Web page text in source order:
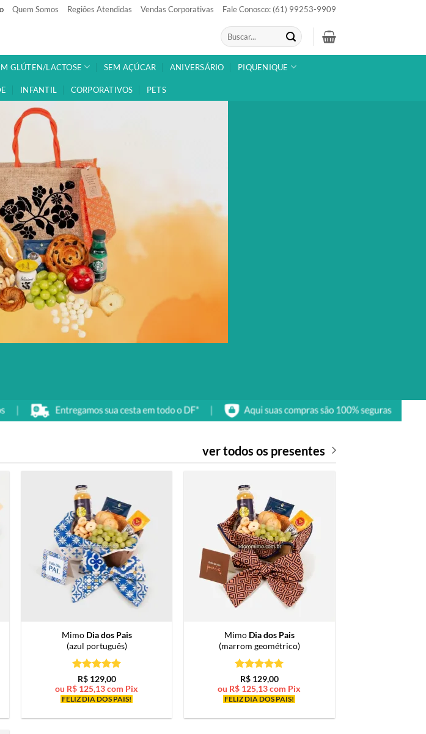
Quem Somos Regiões Atendidas Vendas Corporativas Fale Conosco: (61) 99253-9909
Pesquisar
por:
GLÚTEN/LACTOSE SEM AÇÚCAR ANIVERSÁRIO PIQUENIQUE
INFANTIL CORPORATIVOS PETS
ver todos os presentes
Mimo Dia dos Pais
(azul português)
Avaliação5
de 5
R$129,00
ou R$ 125,13com Pix
FELIZ DIA DOS PAIS!
Mimo Dia dos Pais
(marrom geométrico)
Avaliação5
de 5
R$129,00
ou R$ 125,13com Pix
FELIZ DIA DOS PAIS!